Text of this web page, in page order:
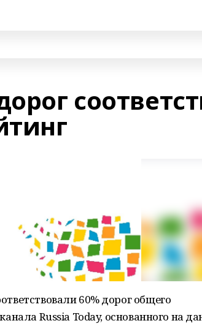
60% дорог общего
Russia Today, основанного на